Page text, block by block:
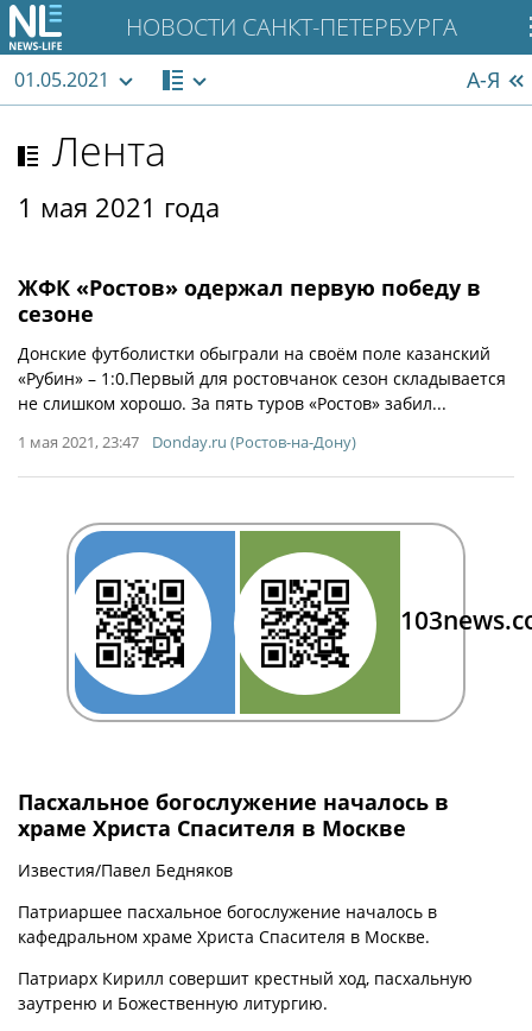
НОВОСТИ САНКТ-ПЕТЕРБУРГА
01.05.2021 А-Я
Лента
1 мая 2021 года
ЖФК «Ростов» одержал первую победу в
сезоне
Донские футболистки обыграли на своём поле казанский
«Рубин» – 1:0.Первый для ростовчанок сезон складывается
не слишком хорошо. За пять туров «Ростов» забил...
1 мая 2021, 23:47 Donday.ru (Ростов-на-Дону)
Пасхальное богослужение началось в
храме Христа Спасителя в Москве
Известия/Павел Бедняков
Патриаршее пасхальное богослужение началось в
кафедральном храме Христа Спасителя в Москве.
Патриарх Кирилл совершит крестный ход, пасхальную
заутреню и Божественную литургию.